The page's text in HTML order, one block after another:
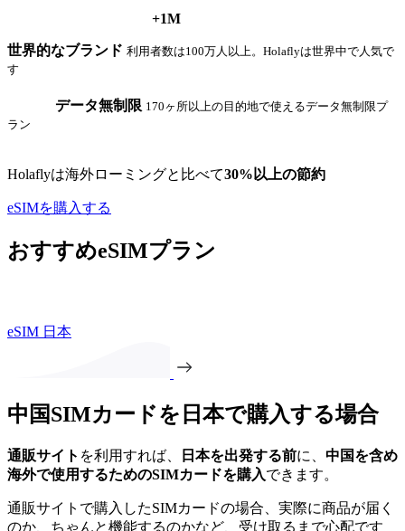
+1M
世界的なブランド 利用者数は100万人以上。Holaflyは世界中で人気で
す
データ無制限 170ヶ所以上の目的地で使えるデータ無制限プ
ラン
Holaflyは海外ローミングと比べて30%以上の節約
eSIMを購入する
おすすめeSIMプラン
eSIM 日本
中国SIMカードを日本で購入する場合
通販サイト を利用すれば、 日本を出発する前に、 中国を含め
海外で使用するためのSIMカードを購入できます。
通販サイトで購入したSIMカードの場合、実際に商品が届く
のか、ちゃんと機能するのかなど、受け取るまで心配です